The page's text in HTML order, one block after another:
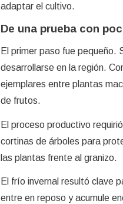
adaptar el cultivo.
De una prueba con
El primer paso fue pequeño.
desarrollarse en la región.
ejemplares entre plantas
de frutos.
El proceso productivo
cortinas de árboles para
las plantas frente al granizo.
El frío invernal resultó clave
entre en reposo y acumule